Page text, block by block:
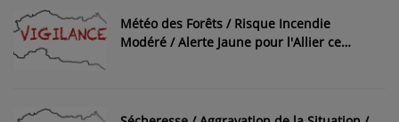
La Radio
EMISSIONS
ARTISTES
Météo des Forêts / Risque Incendie
Modéré / Alerte Jaune pour l'Allier ce